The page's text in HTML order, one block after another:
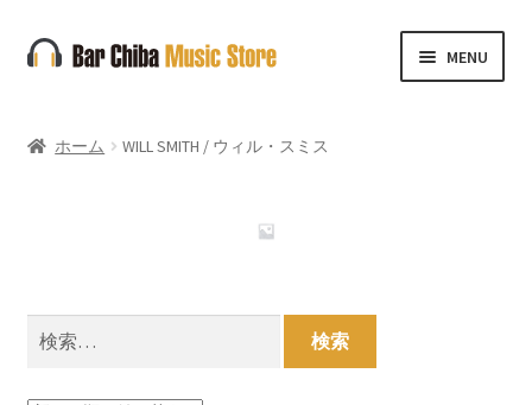
ナ
ビ
ー
キ
ッ
コ
ン
ン
プ
MENU
ホーム WILL SMITH / ウィル・スミス
検
索: